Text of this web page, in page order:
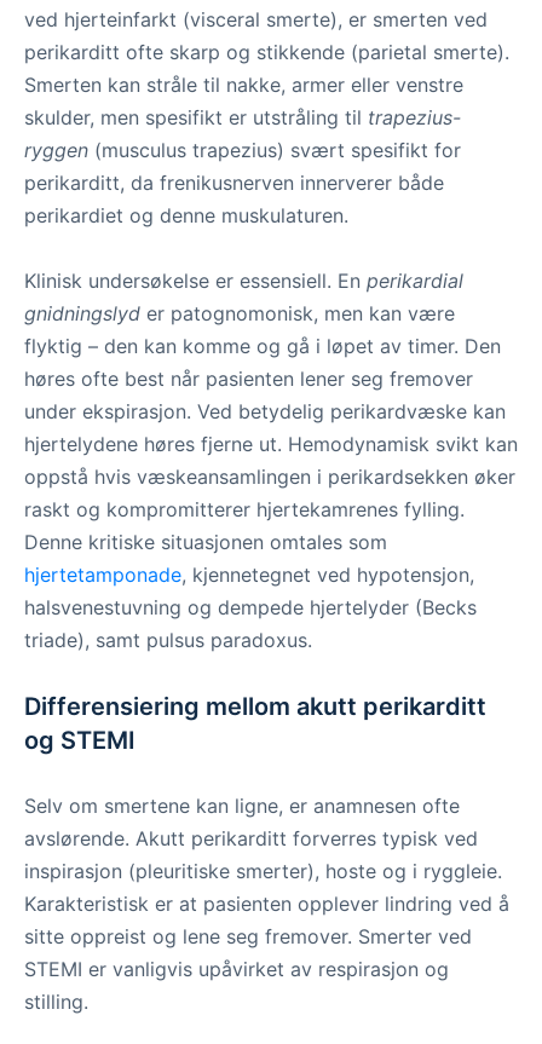
ved hjerteinfarkt (visceral smerte), er smerten ved
perikarditt ofte skarp og stikkende (parietal smerte).
Smerten kan stråle til nakke, armer eller venstre
skulder, men spesifikt er utstråling til trapezius-
ryggen (musculus trapezius) svært spesifikt for
perikarditt, da frenikusnerven innerverer både
perikardiet og denne muskulaturen.
Klinisk undersøkelse er essensiell. En perikardial
gnidningslyd er patognomonisk, men kan være
flyktig – den kan komme og gå i løpet av timer. Den
høres ofte best når pasienten lener seg fremover
under ekspirasjon. Ved betydelig perikardvæske kan
hjertelydene høres fjerne ut. Hemodynamisk svikt kan
oppstå hvis væskeansamlingen i perikardsekken øker
raskt og kompromitterer hjertekamrenes fylling.
Denne kritiske situasjonen omtales som
hjertetamponade, kjennetegnet ved hypotensjon,
halsvenestuvning og dempede hjertelyder (Becks
triade), samt pulsus paradoxus.
Differensiering mellom akutt perikarditt
og STEMI
Selv om smertene kan ligne, er anamnesen ofte
avslørende. Akutt perikarditt forverres typisk ved
inspirasjon (pleuritiske smerter), hoste og i ryggleie.
Karakteristisk er at pasienten opplever lindring ved å
sitte oppreist og lene seg fremover. Smerter ved
STEMI er vanligvis upåvirket av respirasjon og
stilling.